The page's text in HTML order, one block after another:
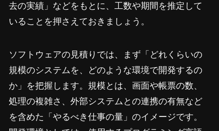
去の実績」などをもとに、工数や期間を推定して
いることを押さえておきましょう。
ソフトウェアの見積りでは、まず「どれくらいの
規模のシステムを、どのような環境で開発するの
か」を把握します。規模とは、画面や帳票の数、
処理の複雑さ、外部システムとの連携の有無など
を含めた「やるべき仕事の量」のイメージです。